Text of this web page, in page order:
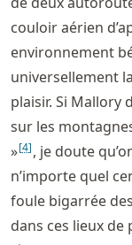
couloir aérien
environnement
universellement
plaisir. Si Mallory
sur les
»[4], je doute
n’importe quel
foule bigarrée
dans ces lieux